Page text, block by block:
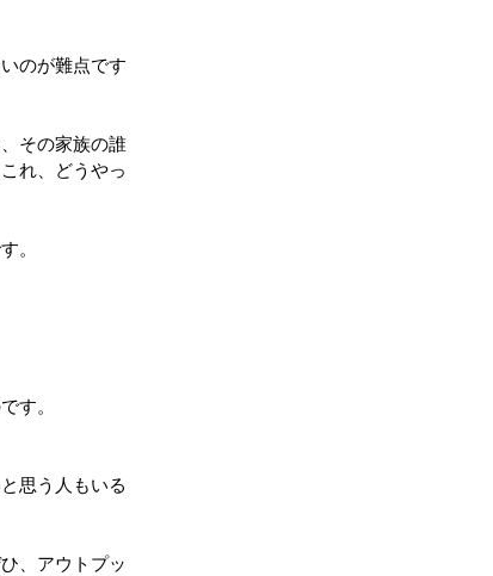
のが難点です
その家族の誰
れ、どうやっ
。
す。
思う人もいる
、アウトプッ